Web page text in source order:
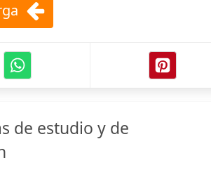
de estudio y de